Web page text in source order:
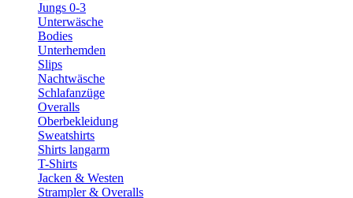
Jungs 0-3
Unterwäsche
Bodies
Unterhemden
Slips
Nachtwäsche
Schlafanzüge
Overalls
Oberbekleidung
Sweatshirts
Shirts langarm
T-Shirts
Jacken & Westen
Strampler & Overalls